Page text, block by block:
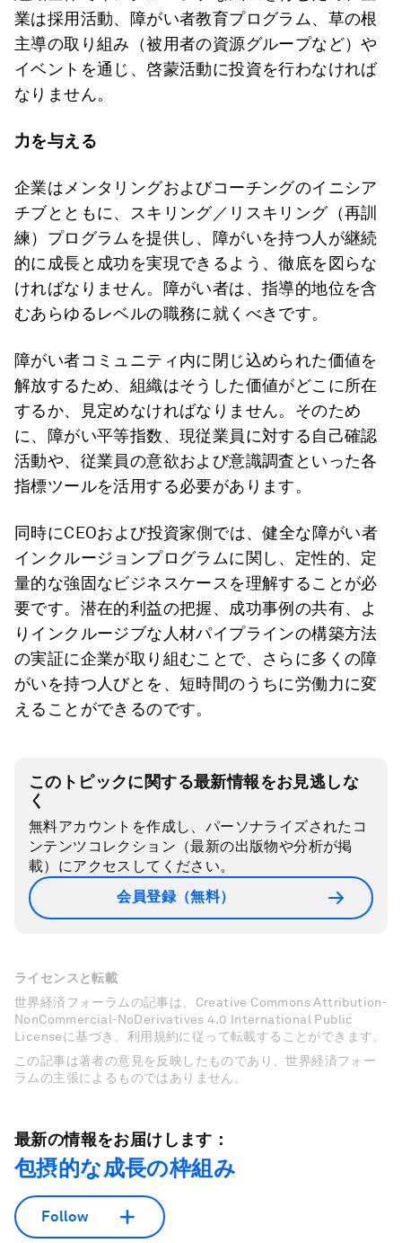
業は採用活動、障がい者教育プログラム、草の根
主導の取り組み（被用者の資源グループなど）や
イベントを通じ、啓蒙活動に投資を行わなければ
なりません。
力を与える
企業はメンタリングおよびコーチングのイニシア
チブとともに、スキリング／リスキリング（再訓
練）プログラムを提供し、障がいを持つ人が継続
的に成長と成功を実現できるよう、徹底を図らな
ければなりません。障がい者は、指導的地位を含
むあらゆるレベルの職務に就くべきです。
障がい者コミュニティ内に閉じ込められた価値を
解放するため、組織はそうした価値がどこに所在
するか、見定めなければなりません。そのため
に、障がい平等指数、現従業員に対する自己確認
活動や、従業員の意欲および意識調査といった各
指標ツールを活用する必要があります。
同時にCEOおよび投資家側では、健全な障がい者
インクルージョンプログラムに関し、定性的、定
量的な強固なビジネスケースを理解することが必
要です。潜在的利益の把握、成功事例の共有、よ
りインクルージブな人材パイプラインの構築方法
の実証に企業が取り組むことで、さらに多くの障
がいを持つ人びとを、短時間のうちに労働力に変
えることができるのです。
このトピックに関する最新情報をお見逃しな
く
無料アカウントを作成し、パーソナライズされたコ
ンテンツコレクション（最新の出版物や分析が掲
載）にアクセスしてください。
会員登録（無料）
ライセンスと転載
世界経済フォーラムの記事は、Creative Commons Attribution-
NonCommercial-NoDerivatives 4.0 International Public
Licenseに基づき、利用規約に従って転載することができます。
この記事は著者の意見を反映したものであり、世界経済フォー
ラムの主張によるものではありません。
最新の情報をお届けします：
包摂的な成長の枠組み
Follow